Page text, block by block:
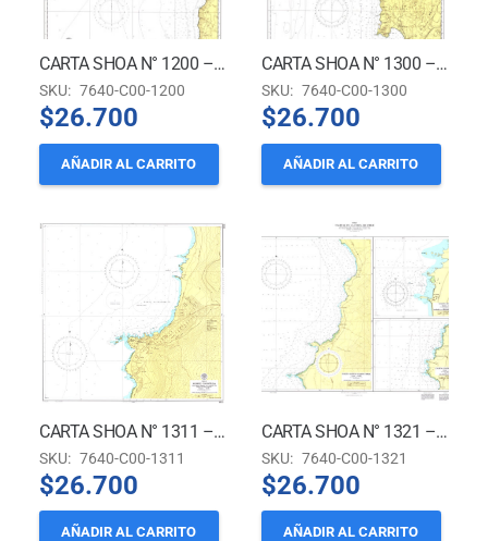
CARTA SHOA N° 1200 – BAHÍA IQUIQUE A PUERTO TOCOPILLA
SKU: 7640-C00-1200
$26.700
AÑADIR AL CARRITO
CARTA SHOA N° 1300 – PUERTO DE TOCOPILLA A RADA ANTOFAGASTA
SKU: 7640-C00-1300
$26.700
AÑADIR AL CARRITO
CARTA SHOA N° 1311 – PUERTO DE TOCOPILLA
SKU: 7640-C00-1311
$26.700
AÑADIR AL CARRITO
CARTA SHOA N° 1321 – CALETAS EN LA COSTA DE CHILE
SKU: 7640-C00-1321
$26.700
AÑADIR AL CARRITO